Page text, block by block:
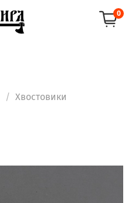
0
Хвостовики